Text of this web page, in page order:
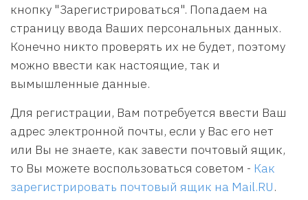
кнопку "Зарегистрироваться". Попадаем на
страницу ввода Ваших персональных данных.
Конечно никто проверять их не будет, поэтому
можно ввести как настоящие, так и
вымышленные данные.
Для регистрации, Вам потребуется ввести Ваш
адрес электронной почты, если у Вас его нет
или Вы не знаете, как завести почтовый ящик,
то Вы можете воспользоваться советом - Как
зарегистрировать почтовый ящик на Mail.RU.